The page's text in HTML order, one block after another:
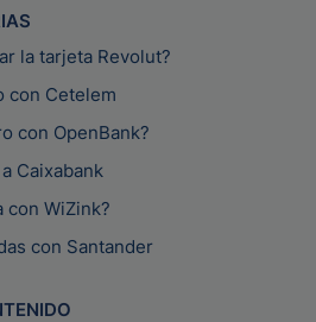
la tarjeta Revolut?
con Cetelem
con OpenBank?
Caixabank
con WiZink?
con Santander